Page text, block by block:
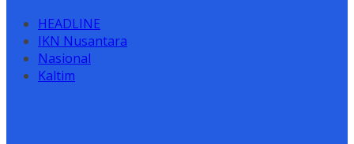
HEADLINE
IKN Nusantara
Nasional
Kaltim